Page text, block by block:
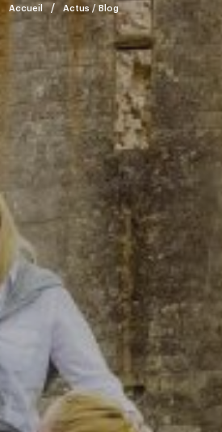
Accueil Actus / Blog